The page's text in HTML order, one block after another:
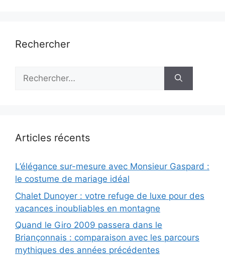
Rechercher
Rechercher :
Articles récents
L’élégance sur-mesure avec Monsieur Gaspard :
le costume de mariage idéal
Chalet Dunoyer : votre refuge de luxe pour des
vacances inoubliables en montagne
Quand le Giro 2009 passera dans le
Briançonnais : comparaison avec les parcours
mythiques des années précédentes